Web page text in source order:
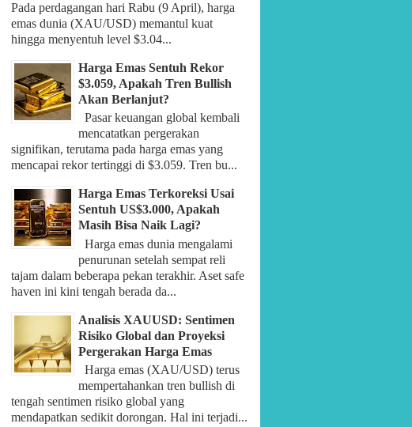
Pada perdagangan hari Rabu (9 April), harga
emas dunia (XAU/USD) memantul kuat
hingga menyentuh level $3.04...
Harga Emas Sentuh Rekor
$3.059, Apakah Tren Bullish
Akan Berlanjut?
Pasar keuangan global kembali
mencatatkan pergerakan
signifikan, terutama pada harga emas yang
mencapai rekor tertinggi di $3.059. Tren bu...
Harga Emas Terkoreksi Usai
Sentuh US$3.000, Apakah
Masih Bisa Naik Lagi?
Harga emas dunia mengalami
penurunan setelah sempat reli
tajam dalam beberapa pekan terakhir. Aset safe
haven ini kini tengah berada da...
Analisis XAUUSD: Sentimen
Risiko Global dan Proyeksi
Pergerakan Harga Emas
Harga emas (XAU/USD) terus
mempertahankan tren bullish di
tengah sentimen risiko global yang
mendapatkan sedikit dorongan. Hal ini terjadi...